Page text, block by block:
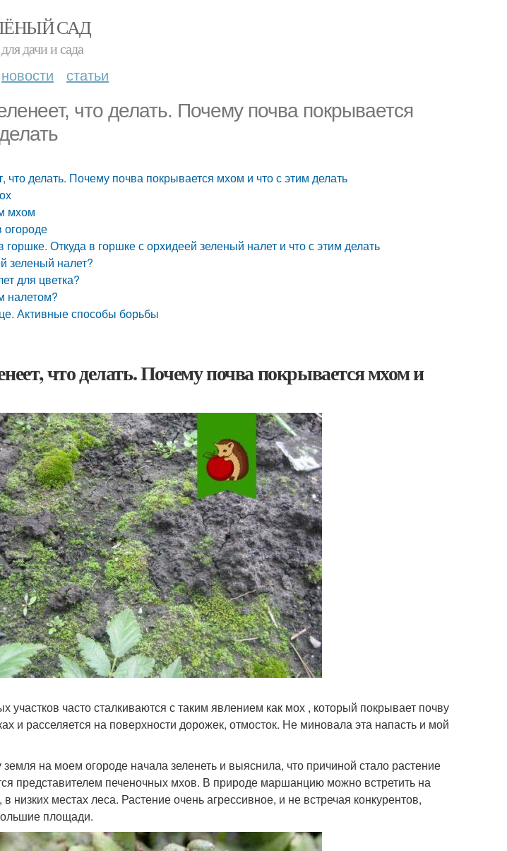
САД
дачи и сада
новости статьи
что делать. Почему почва покрывается
что делать. Почему почва покрывается мхом и что с этим делать
мхом
огороде
Откуда в горшке с орхидеей зеленый налет и что с этим делать
зеленый налет?
для цветка?
налетом?
Активные способы борьбы
что делать. Почему почва покрывается мхом и
участков часто сталкиваются с таким явлением как мох , который покрывает почву
и расселяется на поверхности дорожек, отмосток. Не миновала эта напасть и мой
на моем огороде начала зеленеть и выяснила, что причиной стало растение
представителем печеночных мхов. В природе маршанцию можно встретить на
низких местах леса. Растение очень агрессивное, и не встречая конкурентов,
площади.